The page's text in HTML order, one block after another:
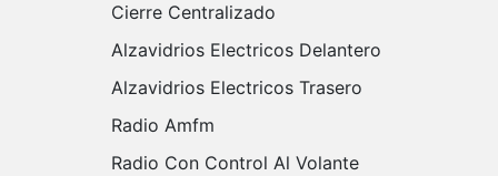
Cierre Centralizado
Alzavidrios Electricos Delantero
Alzavidrios Electricos Trasero
Radio Amfm
Radio Con Control Al Volante